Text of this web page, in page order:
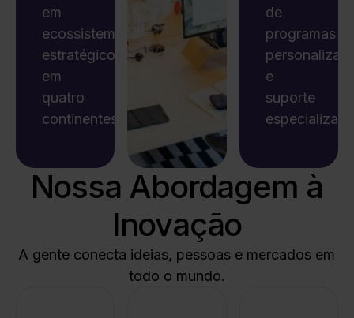
em
ecossistemas
estratégicos
em
quatro
continentes.
de
programas
e
suporte
Nossa Abordagem à
Inovação
A gente conecta ideias, pessoas e mercados em
todo o mundo.